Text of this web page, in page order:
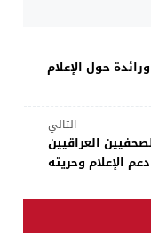
حول الإعلام
التالي
العراقيين
الإعلام وحريته